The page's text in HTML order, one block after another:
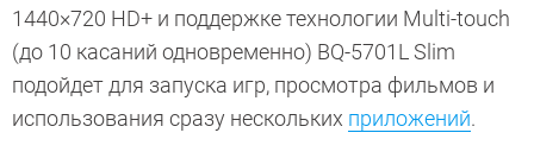
1440×720 HD+ и поддержке технологии Multi-touch
(до 10 касаний одновременно) BQ-5701L Slim
подойдет для запуска игр, просмотра фильмов и
использования сразу нескольких приложений.